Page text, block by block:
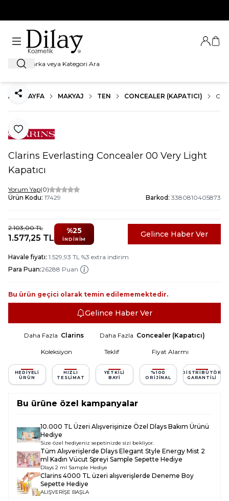
Ara
Giriş
ANA SAYFA MAKYAJ TEN CONCEALER (KAPATICI)
Favoriye Ekle
Paylaş
Clarins Everlasting Concealer 00 Very Light
Kapatıcı
Yorum Yap(0)
Ürün Kodu: 17429 Barkod: 3380810405873
2.103,00TL
1.577,25 TL
%25
İNDIRIM
Gelince Haber Ver
Havale fiyatı: 1.529,93 TL %3 extra indirim
Para Puan:26288 Puan
Bu ürün geçici olarak temin edilememektedir.
Gelince Haber Ver
Daha Fazla Clarins Daha Fazla Concealer (Kapatıcı)
Koleksiyon Teklif Fiyat Alarmı
HEDIYELI
ÜRÜN
HIZLI
TESLIMAT
YETKILI
BAYI
%100
ORIJINAL
DISTRIBÜTÖR
GARANTILI
Bu ürüne özel kampanyalar
10.000 TL Üzeri Alışverişinize Özel Dlays Bakım Ürünü
Hediye
Size özel hediyeniz sepetinizde sizi bekliyor.
Tüm Alışverişlerde Dlays Elegant Style Energy Mist 2
ml Kadın Vücut Spreyi Sample Sepette Hediye
Dlays 2 ml Sample Hediye
Clarins 4000 TL üzeri alışverişlerde Deneme Boy
Sepette Hediye
ALIŞVERİŞE BAŞLA